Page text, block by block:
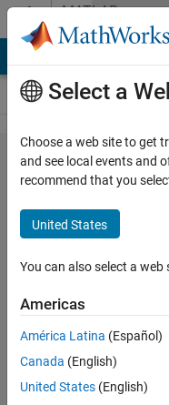
Skip to contentMATLAB
Answers
Webス
クレイ
ピング​
input
に文字
を​入力
する形
で検索
Select a
Choose a web site to get
and see local events and
recommend that you
United States
You can also select a
Americas
América Latina (Español)
Canada (English)
United States (English)